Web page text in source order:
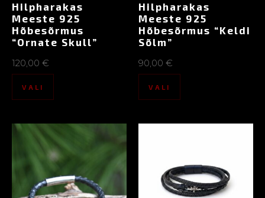
Hilpharakas
Meeste 925
Hõbesõrmus
“Ornate Skull”
120,00 €
VALI
Hilpharakas
Meeste 925
Hõbesõrmus “Keldi
Sõlm”
90,00 €
VALI